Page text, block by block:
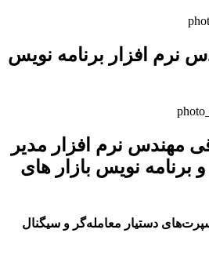
نرم افزار برنامه نویس
مهندس نرم افزار مدیر
نویس بازار های
دستیار معامله‌گر و سیگنال